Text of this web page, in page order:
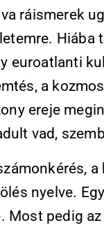
ráismerek
Hiába
euroatlanti
a
ereje
vad,
nyelve.
pedig az